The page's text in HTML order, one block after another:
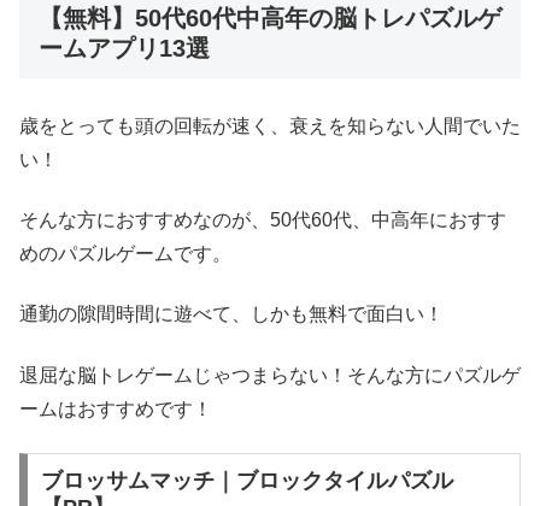
【無料】50代60代中高年の脳トレパズルゲ
ームアプリ13選
歳をとっても頭の回転が速く、衰えを知らない人間でいた
い！
そんな方におすすめなのが、50代60代、中高年におすす
めのパズルゲームです。
通勤の隙間時間に遊べて、しかも無料で面白い！
退屈な脳トレゲームじゃつまらない！そんな方にパズルゲ
ームはおすすめです！
ブロッサムマッチ｜ブロックタイルパズル